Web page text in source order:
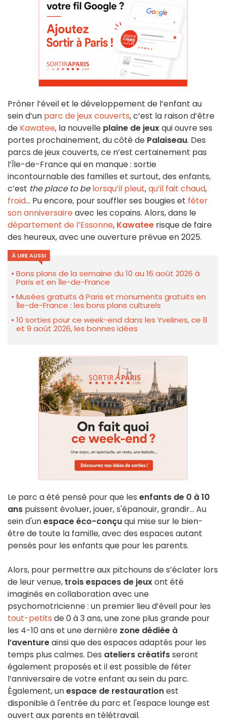
Prôner l’éveil et le développement de l’enfant au
sein d’un parc de jeux couverts, c’est la raison d’être
de Kawatee, la nouvelle plaine de jeuxqui ouvre ses
portes prochainement, du côté de Palaiseau. Des
parcs de jeux couverts, ce n’est certainement pas
l’Île-de-France qui en manque : sortie
incontournable des familles et surtout, des enfants,
c’est the place to belorsqu’il pleut,qu’il fait chaud,
froid… Pu encore, pour souffler ses bougies et fêter
son anniversaireavec les copains. Alors, dans le
département de l’Essonne, Kawatee risque de faire
des heureux, avec une ouverture prévue en 2025.
À LIRE AUSSI
Bons plans de la semaine du 10 au 16 août 2026 à
Paris et en Île-de-France
Musées gratuits à Paris et monuments gratuits en
Île-de-France : les bons plans culturels
10 sorties pour ce week-end dans les Yvelines, ce 8
et 9 août 2026, les bonnes idées
Le parc a été pensé pour que les enfants de 0 à 10
ans puissent évoluer, jouer, s'épanouir, grandir... Au
sein d'unespace éco-conçuqui mise sur le bien-
être de toute la famille, avec des espaces autant
pensés pour les enfants que pour les parents.
Alors, pour permettre aux pitchouns de s’éclater lors
de leur venue, trois espaces de jeuxont été
imaginés en collaboration avec une
psychomotricienne : un premier lieu d’éveil pour les
tout-petits de 0 à 3 ans, une zone plus grande pour
les 4-10 ans et une dernière zone dédiée à
l’aventureainsi que des espaces adaptés pour les
temps plus calmes. Des ateliers créatifsseront
également proposés et il est possible de fêter
l’anniversaire de votre enfant au sein du parc.
Également, unespace de restaurationest
disponible à l'entrée du parc et l'espace lounge est
ouvert aux parents en télétravail.